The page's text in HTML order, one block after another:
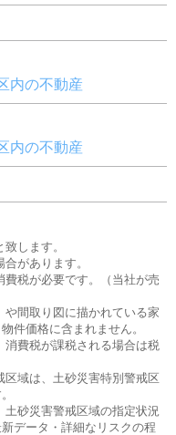
内の不動産
内の不動産
します。
があります。
税が必要です。（当社が売
間取り図に描かれている家
件価格に含まれません。
費税が課税される場合は税
域は、土砂災害特別警戒区
砂災害警戒区域の指定状況
データ・詳細なリスクの程